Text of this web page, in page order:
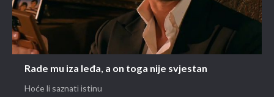
Rade mu iza leđa, a on toga nije svjestan
Hoće li saznati istinu